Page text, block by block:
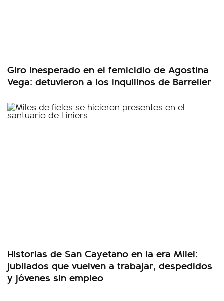
Giro inesperado en el femicidio de Agostina
Vega: detuvieron a los inquilinos de Barrelier
Historias de San Cayetano en la era Milei:
jubilados que vuelven a trabajar, despedidos
y jóvenes sin empleo